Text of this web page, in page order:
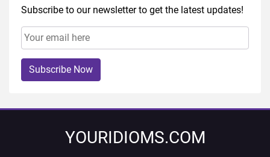
Subscribe to our newsletter to get the latest updates!
Subscribe Now
YOURIDIOMS.COM